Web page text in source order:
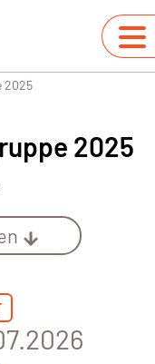
2025
2025